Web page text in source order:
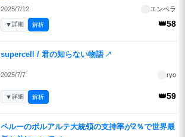
2025/7/12 エンペラ
👑58
▼詳細 解析
supercell / 君の知らない物語 ↗
2025/7/7 ryo
👑59
▼詳細 解析
ペルーのボルアルテ大統領の支持率が2％で世界最